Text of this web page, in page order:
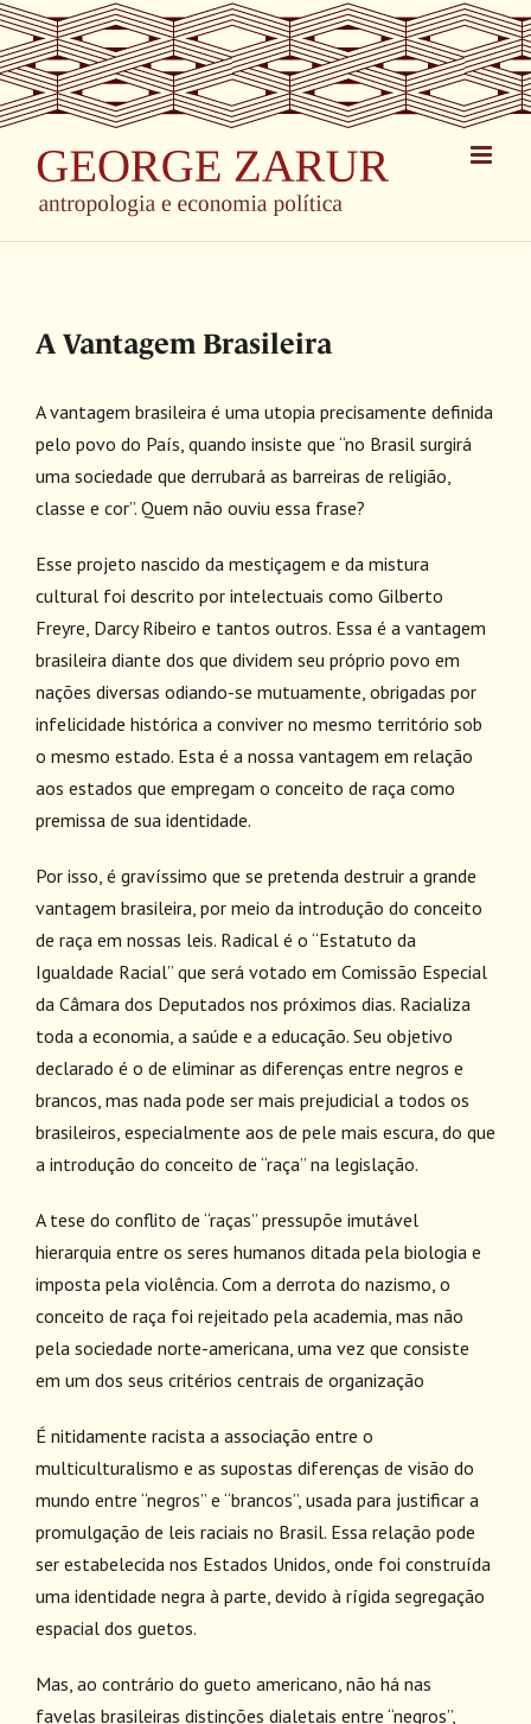
Skip
to
content
A Vantagem Brasileira
A vantagem brasileira é uma utopia precisamente definida
pelo povo do País, quando insiste que “no Brasil surgirá
uma sociedade que derrubará as barreiras de religião,
classe e cor”. Quem não ouviu essa frase?
Esse projeto nascido da mestiçagem e da mistura
cultural foi descrito por intelectuais como Gilberto
Freyre, Darcy Ribeiro e tantos outros. Essa é a vantagem
brasileira diante dos que dividem seu próprio povo em
nações diversas odiando-se mutuamente, obrigadas por
infelicidade histórica a conviver no mesmo território sob
o mesmo estado. Esta é a nossa vantagem em relação
aos estados que empregam o conceito de raça como
premissa de sua identidade.
Por isso, é gravíssimo que se pretenda destruir a grande
vantagem brasileira, por meio da introdução do conceito
de raça em nossas leis. Radical é o “Estatuto da
Igualdade Racial” que será votado em Comissão Especial
da Câmara dos Deputados nos próximos dias. Racializa
toda a economia, a saúde e a educação. Seu objetivo
declarado é o de eliminar as diferenças entre negros e
brancos, mas nada pode ser mais prejudicial a todos os
brasileiros, especialmente aos de pele mais escura, do que
a introdução do conceito de “raça” na legislação.
A tese do conflito de “raças” pressupõe imutável
hierarquia entre os seres humanos ditada pela biologia e
imposta pela violência. Com a derrota do nazismo, o
conceito de raça foi rejeitado pela academia, mas não
pela sociedade norte-americana, uma vez que consiste
em um dos seus critérios centrais de organização
É nitidamente racista a associação entre o
multiculturalismo e as supostas diferenças de visão do
mundo entre “negros” e “brancos”, usada para justificar a
promulgação de leis raciais no Brasil. Essa relação pode
ser estabelecida nos Estados Unidos, onde foi construída
uma identidade negra à parte, devido à rígida segregação
espacial dos guetos.
Mas, ao contrário do gueto americano, não há nas
favelas brasileiras distinções dialetais entre “negros”,